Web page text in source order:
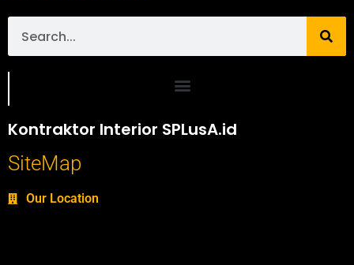
Kontraktor Interior SPLusA.id
SiteMap
Our Location